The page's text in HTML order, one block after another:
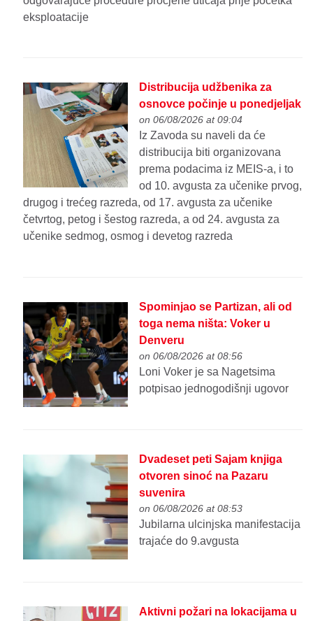
eksploatacije
Distribucija udžbenika za
osnovce počinje u ponedjeljak
on 06/08/2026 at 09:04
Iz Zavoda su naveli da će
distribucija biti organizovana
prema podacima iz MEIS-a, i to
od 10. avgusta za učenike prvog,
drugog i trećeg razreda, od 17. avgusta za učenike
četvrtog, petog i šestog razreda, a od 24. avgusta za
učenike sedmog, osmog i devetog razreda
Spominjao se Partizan, ali od
toga nema ništa: Voker u
Denveru
on 06/08/2026 at 08:56
Loni Voker je sa Nagetsima
potpisao jednogodišnji ugovor
Dvadeset peti Sajam knjiga
otvoren sinoć na Pazaru
suvenira
on 06/08/2026 at 08:53
Jubilarna ulcinjska manifestacija
trajaće do 9.avgusta
Aktivni požari na lokacijama u